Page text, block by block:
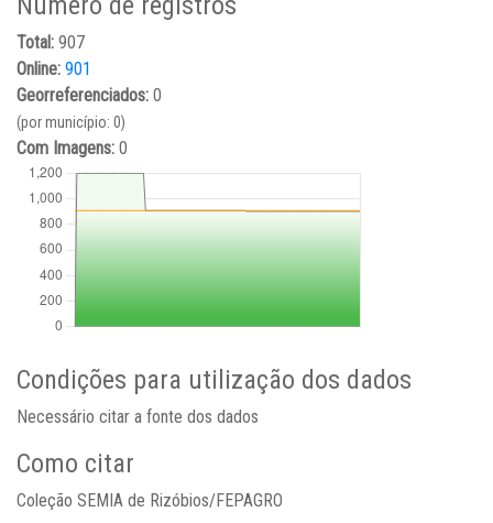
Total: 907
Online: 901
Georreferenciados: 0
(por município: 0)
Com Imagens: 0
Condições para utilização dos dados
Necessário citar a fonte dos dados
Como citar
Coleção SEMIA de Rizóbios/FEPAGRO